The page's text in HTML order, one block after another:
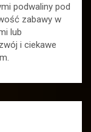
podwaliny pod
zabawy w
lub
i ciekawe